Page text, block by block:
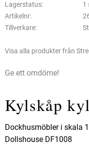
Lagerstatus
1
Artikelnr
Tillverkare
Visa alla produkter från
Ge ett omdöme!
Kylskåp
Dockhusmöbler i skala
Dollshouse DF1008